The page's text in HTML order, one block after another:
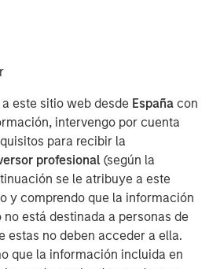
este sitio web desde España con
intervengo por cuenta
para recibir la
profesional(según la
se le atribuye a este
y comprendo que la información
está destinada a personas de
estas no deben acceder a ella.
que la información incluida en
its target rate to 4.00%–4.25%.
about multiple dissenters
the Fed’s cautious stance.
of the September 17 meeting
April’s post–Liberation Day
decision reminded investors that
to maintaining positive
expectations are fully anchored.
with core PCE at 2.9%
4.2%, the Fed signaled that
the hardest.